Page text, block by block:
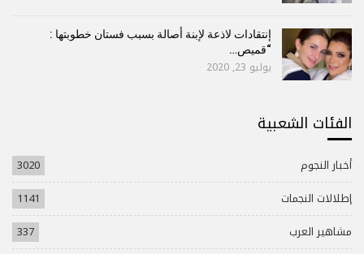
إنتقادات لاذعة لإبنة أصالة بسبب فستان خطوبتها :
“قميص…
يوليو 23, 2020
الفئات الشعبية
أخبار النجوم
3020
إطلالات النجمات
1141
مشاهير العرب
337